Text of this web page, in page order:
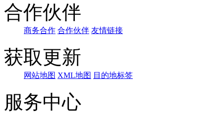
合作伙伴
商务合作 合作伙伴 友情链接
获取更新
网站地图 XML地图 目的地标签
服务中心